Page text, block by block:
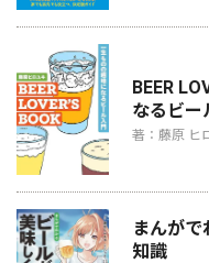
BEER
なるビー
著：藤原 ヒ
まんが
知識